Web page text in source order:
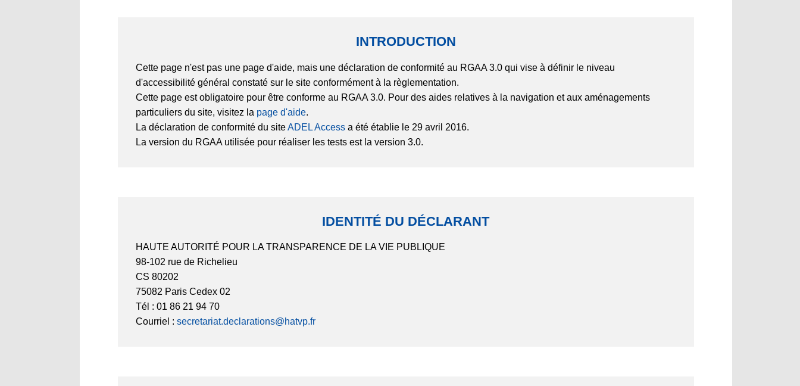
INTRODUCTION
Cette page n'est pas une page d'aide, mais une déclaration de conformité au RGAA 3.0 qui vise à définir le niveau
d'accessibilité général constaté sur le site conformément à la règlementation.
Cette page est obligatoire pour être conforme au RGAA 3.0. Pour des aides relatives à la navigation et aux aménagements
particuliers du site, visitez la page d'aide.
La déclaration de conformité du siteADEL Access a été établie le 29 avril 2016.
La version du RGAA utilisée pour réaliser les tests est la version 3.0.
IDENTITÉ DU DÉCLARANT
HAUTE AUTORITÉ POUR LA TRANSPARENCE DE LA VIE PUBLIQUE
98-102 rue de Richelieu
CS 80202
75082 Paris Cedex 02
Tél : 01 86 21 94 70
Courriel :secretariat.declarations@hatvp.fr